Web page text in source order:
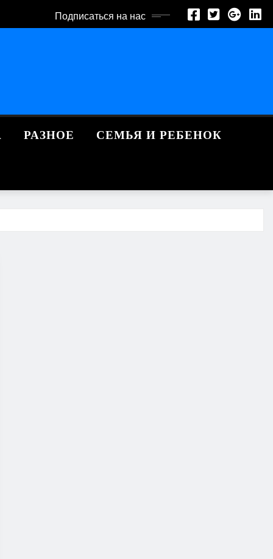
Подписаться на нас
РАЗНОЕ СЕМЬЯ И РЕБЕНОК